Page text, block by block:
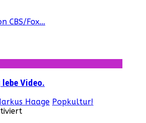
CBS/Fox…
Video.
Haage Popkultur!
für